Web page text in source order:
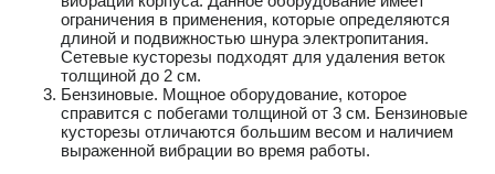
ограничения в применения, которые определяются
длиной и подвижностью шнура электропитания.
Сетевые кусторезы подходят для удаления веток
толщиной до 2 см.
Бензиновые. Мощное оборудование, которое
справится с побегами толщиной от 3 см. Бензиновые
кусторезы отличаются большим весом и наличием
выраженной вибрации во время работы.